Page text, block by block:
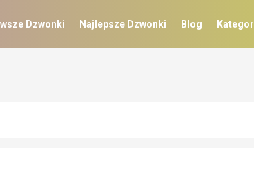
Dzwonki Najlepsze Dzwonki Blog